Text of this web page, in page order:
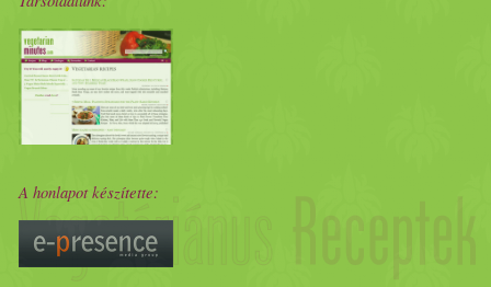
A honlapot készítette: